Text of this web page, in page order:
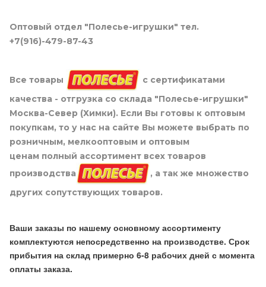
Оптовый отдел "Полесье-игрушки" тел.
+7(916)-479-87-43
Все товары
с сертификатами
качества - отгрузка со склада "Полесье-игрушки"
Москва-Север (Химки). Если Вы готовы к оптовым
покупкам, то у нас на сайте Вы можете выбрать по
розничным, мелкооптовым и оптовым
ценам полный ассортимент всех товаров
производства
, а так же множество
других сопутствующих товаров.
Ваши заказы по нашему основному ассортименту
комплектуются непосредственно на производстве. Срок
прибытия на склад примерно 6-8 рабочих дней с момента
оплаты заказа.